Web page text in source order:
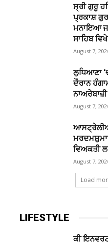
ਸ੍ਰੀ ਗੁਰੂ
ਪ੍ਰਕਾਸ਼
ਮਨਾਇਆ
ਸਾਹਿਬ
August 7,
ਲੁਧਿਆਣਾ
ਦੌਰਾਨ
ਨਾਅਰੇਬਾਜ਼ੀ
August 7,
ਵਿਅਕਤੀ
August 7,
Load
LIFESTYLE
ਕੀ